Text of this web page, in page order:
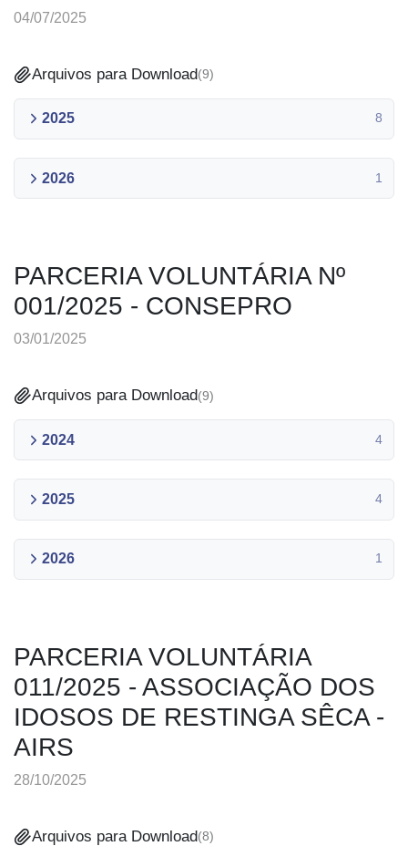
04/07/2025
Arquivos para Download(9)
2025 8
2026 1
PARCERIA VOLUNTÁRIA Nº
001/2025 - CONSEPRO
03/01/2025
Arquivos para Download(9)
2024 4
2025 4
2026 1
PARCERIA VOLUNTÁRIA
011/2025 - ASSOCIAÇÃO DOS
IDOSOS DE RESTINGA SÊCA -
AIRS
28/10/2025
Arquivos para Download(8)